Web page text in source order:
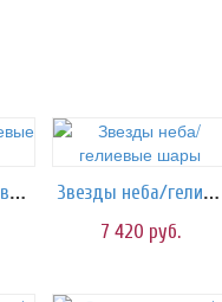
Звёздочка/гелиевые шары Звезды неба/гелиевые шары
7 420 руб.